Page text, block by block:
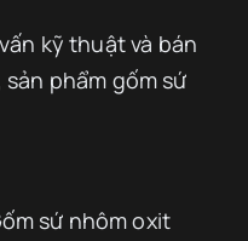
kỹ thuật và bán
phẩm gốm sứ
sứ nhôm oxit